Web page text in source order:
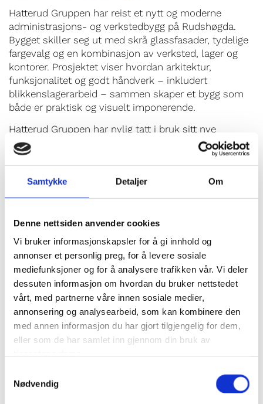
Samtykke Detaljer Om
Denne nettsiden anvender cookies
Vi bruker informasjonskapsler for å gi innhold og
annonser et personlig preg, for å levere sosiale
mediefunksjoner og for å analysere trafikken vår. Vi deler
dessuten informasjon om hvordan du bruker nettstedet
vårt, med partnerne våre innen sosiale medier,
annonsering og analysearbeid, som kan kombinere den
med annen informasjon du har gjort tilgjengelig for dem,
eller som de har samlet inn gjennom din bruk av
Nødvendig
Hatterud Gruppen har reist et nytt og moderne
administrasjons- og verkstedbygg på Rudshøgda.
Bygget skiller seg ut med skrå glassfasader, tydelige
fargevalg og en kombinasjon av verksted, lager og
kontorer. Prosjektet viser hvordan arkitektur,
funksjonalitet og godt håndverk – inkludert
blikkenslagerarbeid – sammen skaper et bygg som
både er praktisk og visuelt imponerende.
Hatterud Gruppen har nylig tatt i bruk sitt nye
administrasjons- og verkstedbygg på Rudshøgda.
Prosjektet har fått stor oppmerksomhet, ikke minst
fordi byggherren ønsket å skape noe helt spesielt.
Arkitekt Thea Heier forteller at prosessen startet med
idéen om skrå glassfasader – og resultatet ble et
funksjonelle løsninger.
For oss som jobber med blikkenslagerarbeid, er det
inspirerende å se hvordan arkitektur og håndverk går
hånd i hånd i slike prosjekter. Glassfasader,
betonggulv med glasseffekter og tydelige fargevalg
setter rammen, men det er de små detaljene i
metallarbeid og fasadeutforming som gir bygget det
solide og varige uttrykket. Blikkenslagerfaget handler
nettopp om å sikre at konstruksjoner ikke bare ser
flotte ut, men også tåler tidens tann – med presisjon